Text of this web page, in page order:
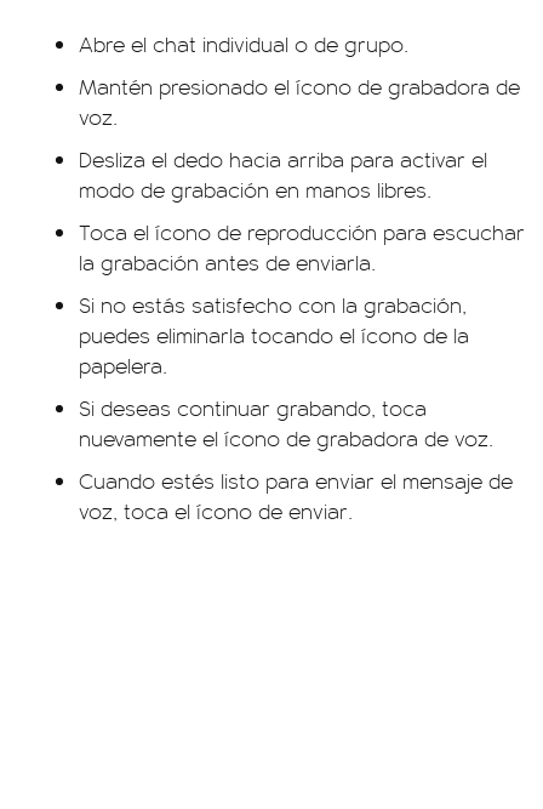
Abre el chat individual o de grupo.
Mantén presionado el ícono de grabadora de
voz.
Desliza el dedo hacia arriba para activar el
modo de grabación en manos libres.
Toca el ícono de reproducción para escuchar
la grabación antes de enviarla.
Si no estás satisfecho con la grabación,
puedes eliminarla tocando el ícono de la
papelera.
Si deseas continuar grabando, toca
nuevamente el ícono de grabadora de voz.
Cuando estés listo para enviar el mensaje de
voz, toca el ícono de enviar.